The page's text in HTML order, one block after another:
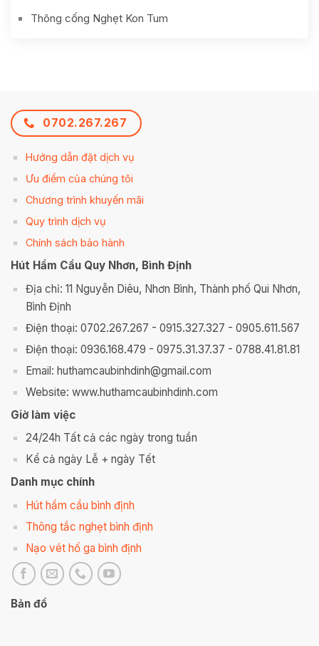
Thông cống Nghẹt Kon Tum
0702.267.267
Hướng dẫn đặt dịch vụ
Ưu điểm của chúng tôi
Chương trình khuyến mãi
Quy trình dịch vụ
Chính sách bảo hành
Hút Hầm Cầu Quy Nhơn, Bình Định
Địa chỉ: 11 Nguyễn Diêu, Nhơn Bình, Thành phố Qui Nhơn,
Bình Định
Điện thoại: 0702.267.267 - 0915.327.327 - 0905.611.567
Điện thoại: 0936.168.479 - 0975.31.37.37 - 0788.41.81.81
Email: huthamcaubinhdinh@gmail.com
Website: www.huthamcaubinhdinh.com
Giờ làm việc
24/24h Tất cả các ngày trong tuần
Kể cả ngày Lễ + ngày Tết
Danh mục chính
Hút hầm cầu bình định
Thông tắc nghẹt bình định
Nạo vét hố ga bình định
Bản đồ